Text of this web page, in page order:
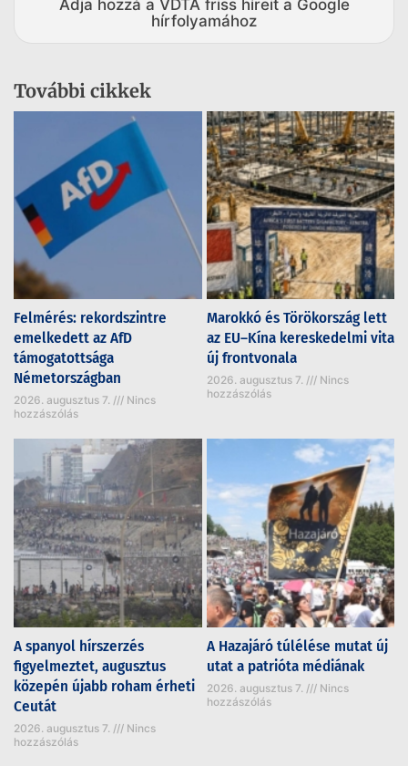
Adja hozzá a VDTA friss híreit a Google
hírfolyamához
További cikkek
Felmérés: rekordszintre
emelkedett az AfD
támogatottsága
Németországban
2026. augusztus 7.
Nincs
hozzászólás
Marokkó és Törökország lett
az EU–Kína kereskedelmi vita
új frontvonala
2026. augusztus 7.
Nincs
hozzászólás
A spanyol hírszerzés
figyelmeztet, augusztus
közepén újabb roham érheti
Ceutát
2026. augusztus 7.
Nincs
hozzászólás
A Hazajáró túlélése mutat új
utat a patrióta médiának
2026. augusztus 7.
Nincs
hozzászólás